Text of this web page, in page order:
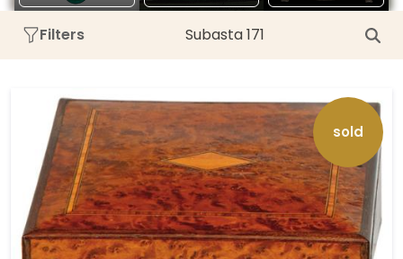
Filters Subasta 171
sold